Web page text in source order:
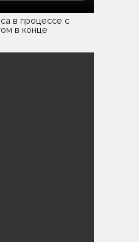
в процессе с
в конце